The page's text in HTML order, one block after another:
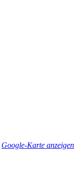
Google-Karte anzeigen